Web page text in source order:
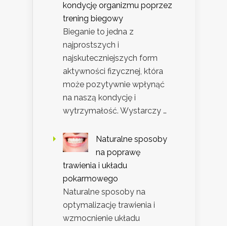
kondycję organizmu poprzez
trening biegowy
Bieganie to jedna z
najprostszych i
najskuteczniejszych form
aktywności fizycznej, która
może pozytywnie wpłynąć
na naszą kondycję i
wytrzymałość. Wystarczy …
Naturalne sposoby
na poprawę
trawienia i układu
pokarmowego
Naturalne sposoby na
optymalizację trawienia i
wzmocnienie układu